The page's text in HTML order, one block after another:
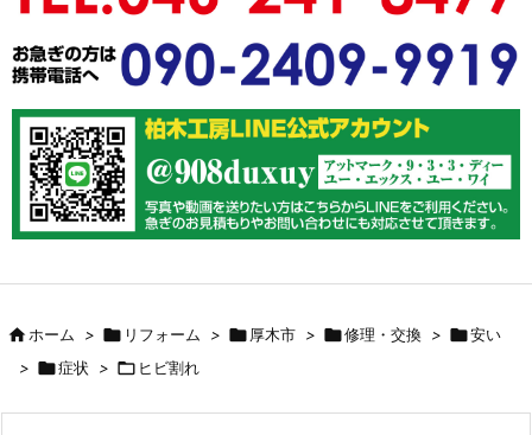
ホーム >  リフォーム > 厚木市 > 修理・交換 > 安い
> 症状 >  ヒビ割れ